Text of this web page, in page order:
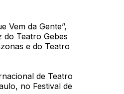
Vem da Gente”,
do Teatro Gebes
e do Teatro
de Teatro
no Festival de